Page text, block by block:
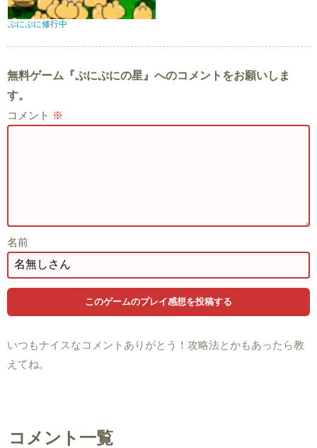
ぷにぷに修行中
無料ゲーム『ぷにぷにの星』へのコメントをお願いしま
す。
コメント ※
名前
いつもナイスなコメントありがとう！攻略法とかもあったら教
えてね。
コメント一覧